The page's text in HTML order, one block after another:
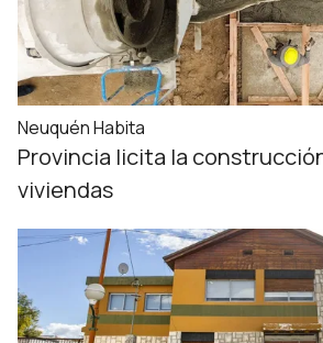
Neuquén Habita
Provincia licita la
viviendas